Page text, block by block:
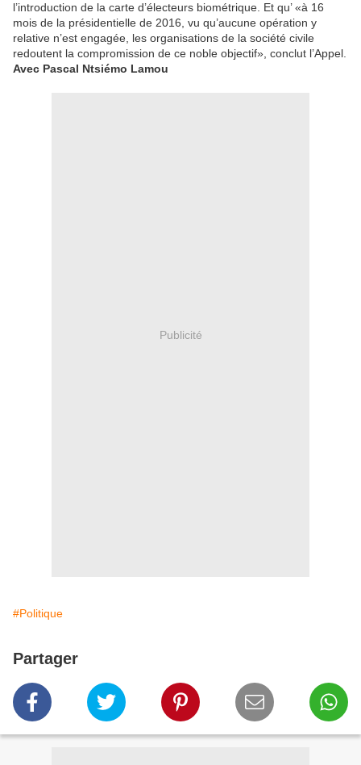
l’introduction de la carte d’électeurs biométrique. Et qu’ «à 16
mois de la présidentielle de 2016, vu qu’aucune opération y
relative n’est engagée, les organisations de la société civile
redoutent la compromission de ce noble objectif», conclut l’Appel.
Avec Pascal Ntsiémo Lamou
Publicité
#Politique
Partager